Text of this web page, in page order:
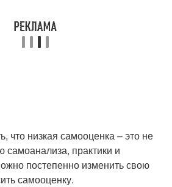
что низкая самооценка – это не
практики и
постепенно изменить свою
самооценку.